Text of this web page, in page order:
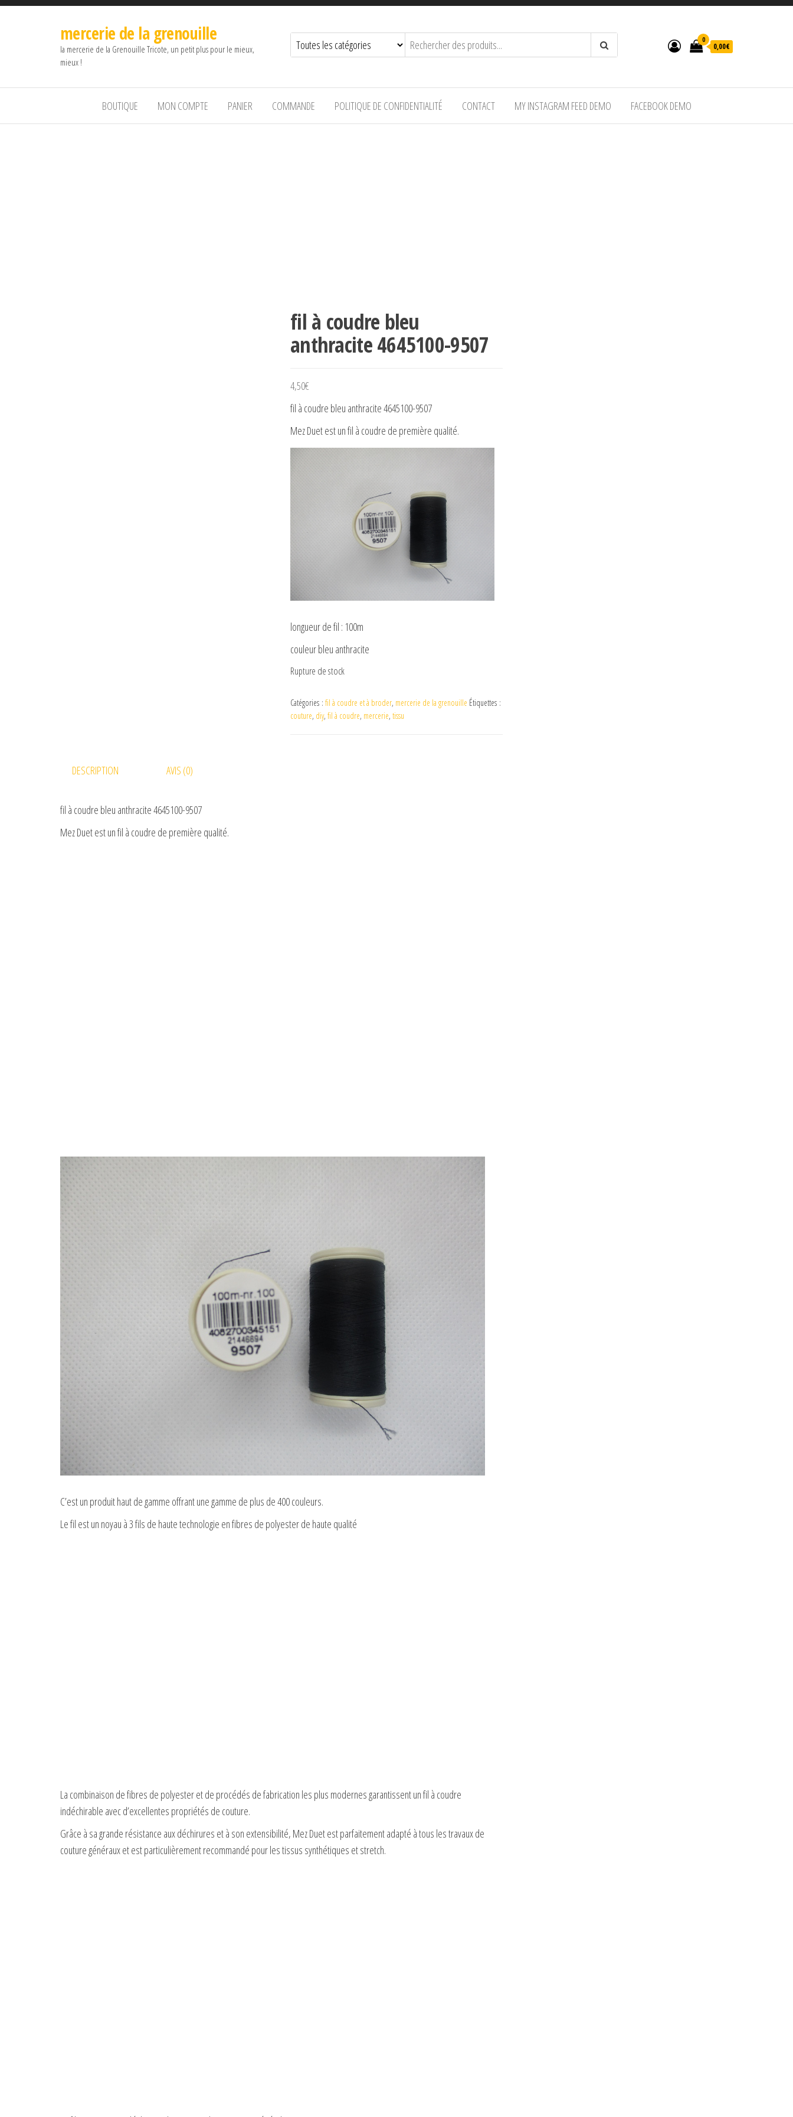
mercerie de la grenouille
la mercerie de la Grenouille Tricote, un petit plus pour le mieux,
mieux !
0
0,00€
BOUTIQUE MON COMPTE PANIER COMMANDE POLITIQUE DE CONFIDENTIALITÉ CONTACT MY INSTAGRAM FEED DEMO FACEBOOK DEMO
fil à coudre bleu
anthracite 4645100-9507
4,50€
fil à coudre bleu anthracite 4645100-9507
Mez Duet est un fil à coudre de première qualité.
longueur de fil : 100m
couleur bleu anthracite
Rupture de stock
Catégories : fil à coudre et à broder, mercerie de la grenouille Étiquettes :
couture, diy, fil à coudre, mercerie, tissu
DESCRIPTION AVIS (0)
fil à coudre bleu anthracite 4645100-9507
Mez Duet est un fil à coudre de première qualité.
C’est un produit haut de gamme offrant une gamme de plus de 400 couleurs.
Le fil est un noyau à 3 fils de haute technologie en fibres de polyester de haute qualité
La combinaison de fibres de polyester et de procédés de fabrication les plus modernes garantissent un fil à coudre
indéchirable avec d’excellentes propriétés de couture.
Grâce à sa grande résistance aux déchirures et à son extensibilité, Mez Duet est parfaitement adapté à tous les travaux de
couture généraux et est particulièrement recommandé pour les tissus synthétiques et stretch.